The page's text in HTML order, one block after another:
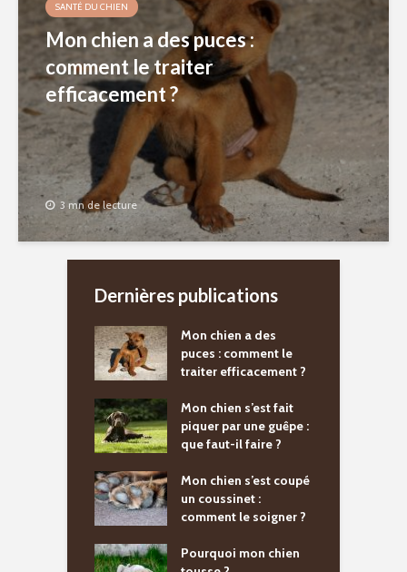
SANTÉ DU CHIEN
Mon chien a des puces :
comment le traiter
efficacement ?
3 mn de lecture
Dernières publications
Mon chien a des
puces : comment le
traiter efficacement ?
Mon chien s’est fait
piquer par une guêpe :
que faut-il faire ?
Mon chien s’est coupé
un coussinet :
comment le soigner ?
Pourquoi mon chien